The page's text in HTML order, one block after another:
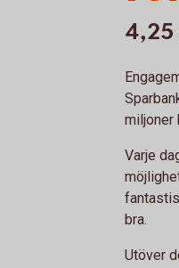
4,25
miljoner
Varje
bra.
Utöver